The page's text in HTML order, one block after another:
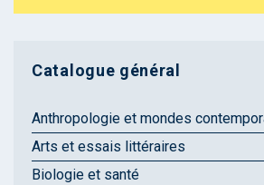
Catalogue général
Anthropologie et mondes
Arts et essais littéraires
Biologie et santé